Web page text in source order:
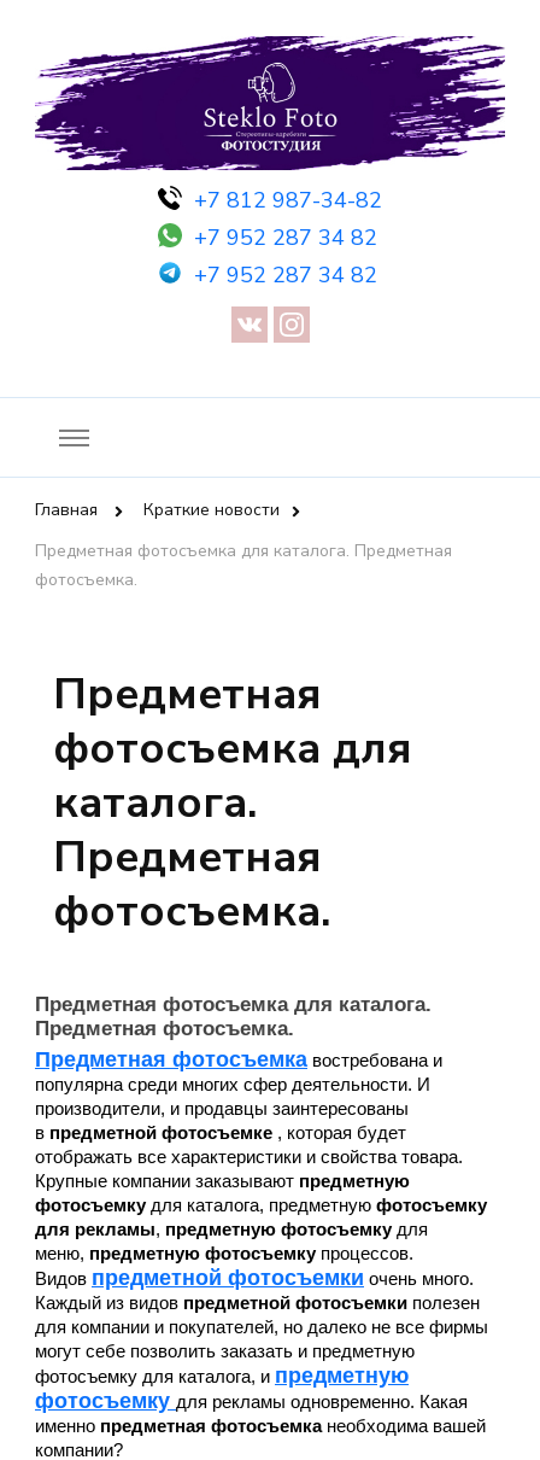
+7 812 987-34-82
+7 952 287 34 82
+7 952 287 34 82
Фотостудия SF
Фотосессия в студии СПб — Фотосессия в Санкт-Петербурге
— Предметная съемка — Невидимый манекен — Прозрачный
манекен — Сертификат на фотосессию
Главная
Краткие новости
Предметная фотосъемка для каталога. Предметная
фотосъемка.
Предметная
фотосъемка для
каталога.
Предметная
фотосъемка.
Предметная фотосъемка для каталога.
Предметная фотосъемка.
Предметная фотосъемка востребована и
популярна среди многих сфер деятельности. И
производители, и продавцы заинтересованы
в предметной фотосъемке , которая будет
отображать все характеристики и свойства товара.
Крупные компании заказывают предметную
фотосъемкудля каталога, предметную фотосъемку
для рекламы, предметную фотосъемкудля
меню, предметную фотосъемкупроцессов.
Видов предметной фотосъемки очень много.
Каждый из видов предметной фотосъемки полезен
для компании и покупателей, но далеко не все фирмы
могут себе позволить заказать и предметную
фотосъемку для каталога, и предметную
фотосъемку для рекламы одновременно. Какая
именно предметная фотосъемканеобходима вашей
компании?